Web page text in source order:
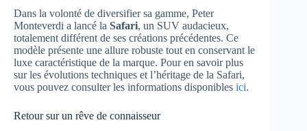
Dans la volonté de diversifier sa gamme, Peter
Monteverdi a lancé la Safari, un SUV audacieux,
totalement différent de ses créations précédentes. Ce
modèle présente une allure robuste tout en conservant le
luxe caractéristique de la marque. Pour en savoir plus
sur les évolutions techniques et l’héritage de la Safari,
vous pouvez consulter les informations disponibles ici.
Retour sur un rêve de connaisseur